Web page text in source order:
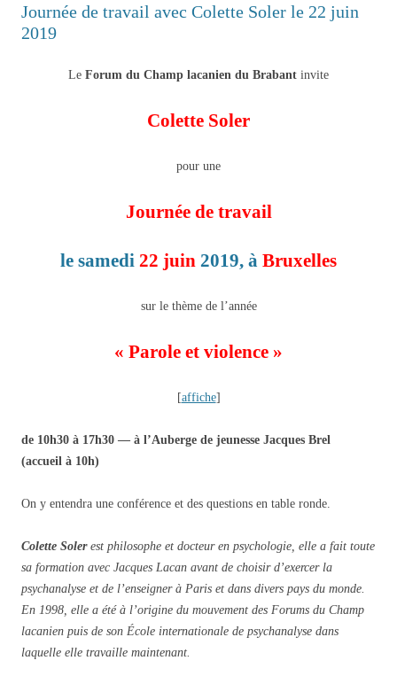
Journée de travail avec Colette Soler le 22 juin
2019
Le Forum du Champ lacanien du Brabant invite
Colette Soler
pour une
Journée de travail
le samedi 22 juin 2019, à Bruxelles
sur le thème de l’année
« Parole et violence »
[affiche]
de 10h30 à 17h30 — à l’Auberge de jeunesse Jacques Brel
(accueil à 10h)
On y entendra une conférence et des questions en table ronde.
Colette Solerest philosophe et docteur en psychologie, elle a fait toute
sa formation avec Jacques Lacan avant de choisir d’exercer la
psychanalyse et de l’enseigner à Paris et dans divers pays du monde.
En 1998, elle a été à l’origine du mouvement des Forums du Champ
lacanien puis de son École internationale de psychanalyse dans
laquelle elle travaille maintenant.